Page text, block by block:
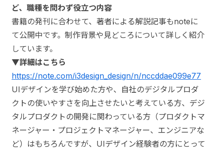
ど、職種を問わず役立つ内容
書籍の発刊に合わせて、著者による解説記事もnoteに
て公開中です。制作背景や見どころについて詳しく紹介
しています。
▼詳細はこちら
https://note.com/i3design_design/n/nccddae099e77
UIデザインを学び始めた方や、自社のデジタルプロダ
クトの使いやすさを向上させたいと考えている方、デジ
タルプロダクトの開発に関わっている方（プロダクトマ
ネージャー・プロジェクトマネージャー、エンジニアな
ど）はもちろんですが、UIデザイン経験者の方にとって